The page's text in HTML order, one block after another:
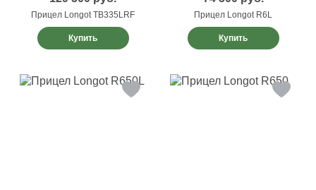
Прицел Longot TB335LRF
Купить
Прицел Longot R6L
Купить